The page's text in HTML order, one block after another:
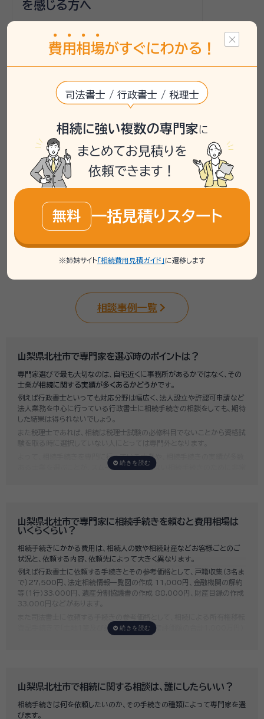
を感じる方へ
82歳で山梨県にお住まいの相談者は、頼る
人がいない一人暮らしで死後の手続きに不
安を感じていました。アパート住まいで、資
いとのことでした。死後事務委任の手続きを
検討しており、相場が30万から50万と聞い
いい相続では、まずご自身の状況を整理し、
専門家と直接相談できる無料相談を案内し
ました。行政書士が担当し、具体的な手続き
内容や費用について確認することをお勧め
しました。
連携士業：
大木行政書士事務所
相談事例一覧
山梨県北杜市で専門家を選ぶ時のポイントは？
専門家選びで最も大切なのは、自宅近くに事務所があるかではなく、その
士業が相続に関する実績が多くあるかどうかです。
例えば行政書士といっても対応分野は幅広く、法人設立や許認可申請など
法人業務を中心に行っている行政書士に相続手続きの相談をしても、期待
した結果は得られないでしょう。
また税理士であれば、相続は税理士試験の必修科目でないことから資格試
験を取る時に選択していない人にとっては専門外となります。
よって、相続手続きを専門に行っている士業や、相続手続きの実績が多数
ある士業を選ぶことが、スムーズで間違いのない相続手続きのために非常
山梨県北杜市で専門家に相続手続きを頼むと費用相場は
いくらくらい？
相続手続きにかかる費用は、相続人の数や相続財産などお客様ごとのご
状況と、依頼する内容、依頼先によって大きく異なります。
例えば行政書士に依頼する手続きとその参考価格として、戸籍収集（3名ま
で）27,500円、法定相続情報一覧図の作成 11,000円、金融機関の解約
等（1行）33,000円、遺産分割協議書の作成 88,000円、財産目録の作成
33,000円などがあります。
登記手続きで「土地1筆及び建物1棟（固定資産評価額の合計1,000万円）
せると100万円近くかそれ以上費用がかかってしまう場合もあるなど、非
いい相続では、お客様ごとに必要な相続手続きを明らかにし、無料で見積
山梨県北杜市で相続に関する相談は、誰にしたらいい？
相続手続きは何を依頼したいのか、その手続きの種類によって専門家を選
びます。
費用 相場がすぐにわかる！
司法書士 / 行政書士 / 税理士
相続に強い複数の専門家に
まとめてお見積りを
依頼できます！
無料 一括見積りスタート
※姉妹サイト 「相続費用見積ガイド」 に遷移します